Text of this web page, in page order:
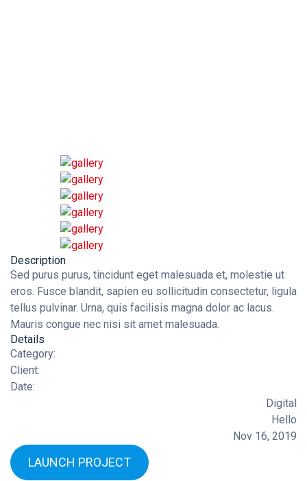
Description
Sed purus purus, tincidunt eget malesuada et, molestie ut
eros. Fusce blandit, sapien eu sollicitudin consectetur, ligula
tellus pulvinar. Urna, quis facilisis magna dolor ac lacus.
Mauris congue nec nisi sit amet malesuada.
Details
Category:
Client:
Date:
Digital
Hello
Nov 16, 2019
LAUNCH PROJECT